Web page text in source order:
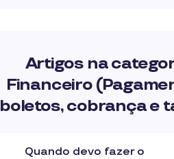
Artigos na
Financeiro
boletos, cobrança e
Quando devo fazer o